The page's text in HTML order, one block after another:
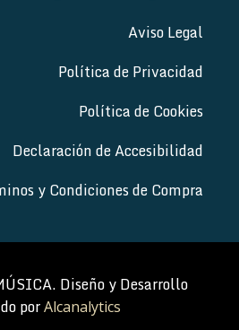
Aviso Legal
Política de Privacidad
Política de Cookies
Declaración de Accesibilidad
y Condiciones de Compra
Diseño y Desarrollo
porAlcanalytics